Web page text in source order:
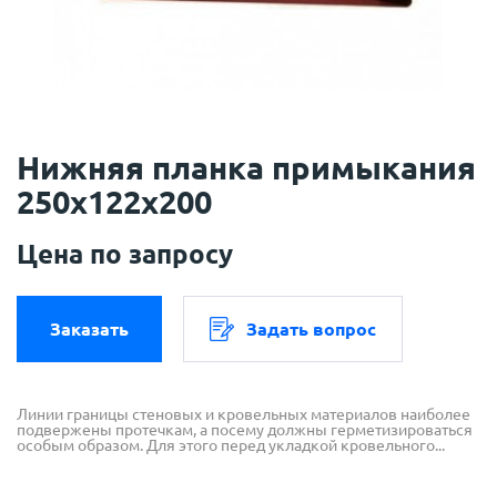
Нижняя планка примыкания
250х122х200
Цена по запросу
Заказать Задать вопрос
Линии границы стеновых и кровельных материалов наиболее
подвержены протечкам, а посему должны герметизироваться
особым образом. Для этого перед укладкой кровельного...